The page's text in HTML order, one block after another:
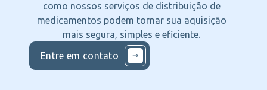
como nossos serviços de distribuição de
medicamentos podem tornar sua aquisição
mais segura, simples e eficiente.
Entre em contato